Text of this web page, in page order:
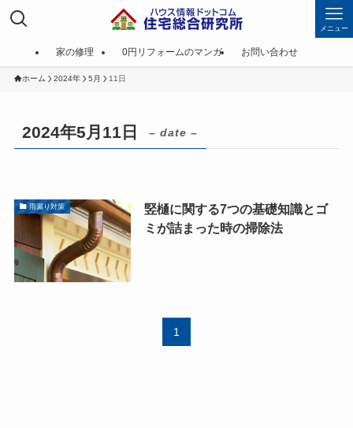
メニュー
家の修理 0円リフォームのマンガ お問い合わせ
ホーム 2024年 5月 11日
2024年5月11日 – date –
雨漏り対策
竪樋に関する7つの基礎知識とゴ
ミが詰まった時の掃除法
1